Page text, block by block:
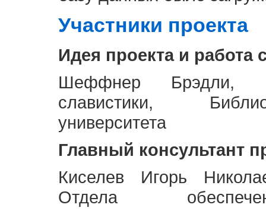
Участники проекта
Идея проекта и работа
Шеффнер Брэдли,
славистики,
университета
Главный консультант
Киселев Игорь
Отдела